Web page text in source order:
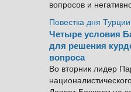
вопросов и
Повестка дня Турции
Четыре условия
для решения
вопроса
Во вторник лидер